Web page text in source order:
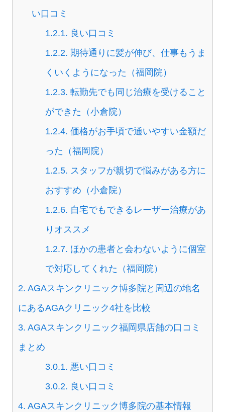
い口コミ
1.2.1. 良い口コミ
1.2.2. 期待通りに髪が伸び、仕事もうま
くいくようになった（福岡院）
1.2.3. 転勤先でも同じ治療を受けること
ができた（小倉院）
1.2.4. 価格がお手頃で通いやすい金額だ
った（福岡院）
1.2.5. スタッフが親切で悩みがある方に
おすすめ（小倉院）
1.2.6. 自宅でもできるレーザー治療があ
りオススメ
1.2.7. ほかの患者と会わないように個室
で対応してくれた（福岡院）
2. AGAスキンクリニック博多院と周辺の地名
にあるAGAクリニック4社を比較
3. AGAスキンクリニック福岡県店舗の口コミ
まとめ
3.0.1. 悪い口コミ
3.0.2. 良い口コミ
4. AGAスキンクリニック博多院の基本情報